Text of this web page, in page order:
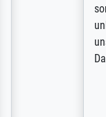
unser